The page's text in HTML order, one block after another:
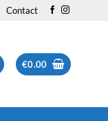
Contact
€0.00